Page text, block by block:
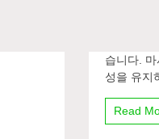
습니다.
성을 유지
Read